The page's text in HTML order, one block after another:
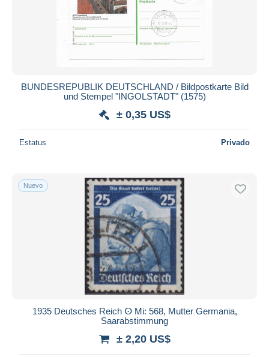
BUNDESREPUBLIK DEUTSCHLAND / Bildpostkarte Bild
und Stempel "INGOLSTADT" (1575)
± 0,35 US$
Estatus Privado
Nuevo
1935 Deutsches Reich ⵙ Mi: 568, Mutter Germania,
Saarabstimmung
± 2,20 US$